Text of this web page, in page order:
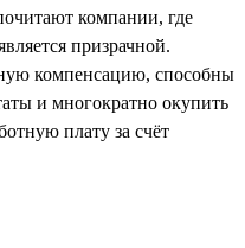
компании, где
призрачной.
компенсацию, способны
и многократно окупить
плату за счёт